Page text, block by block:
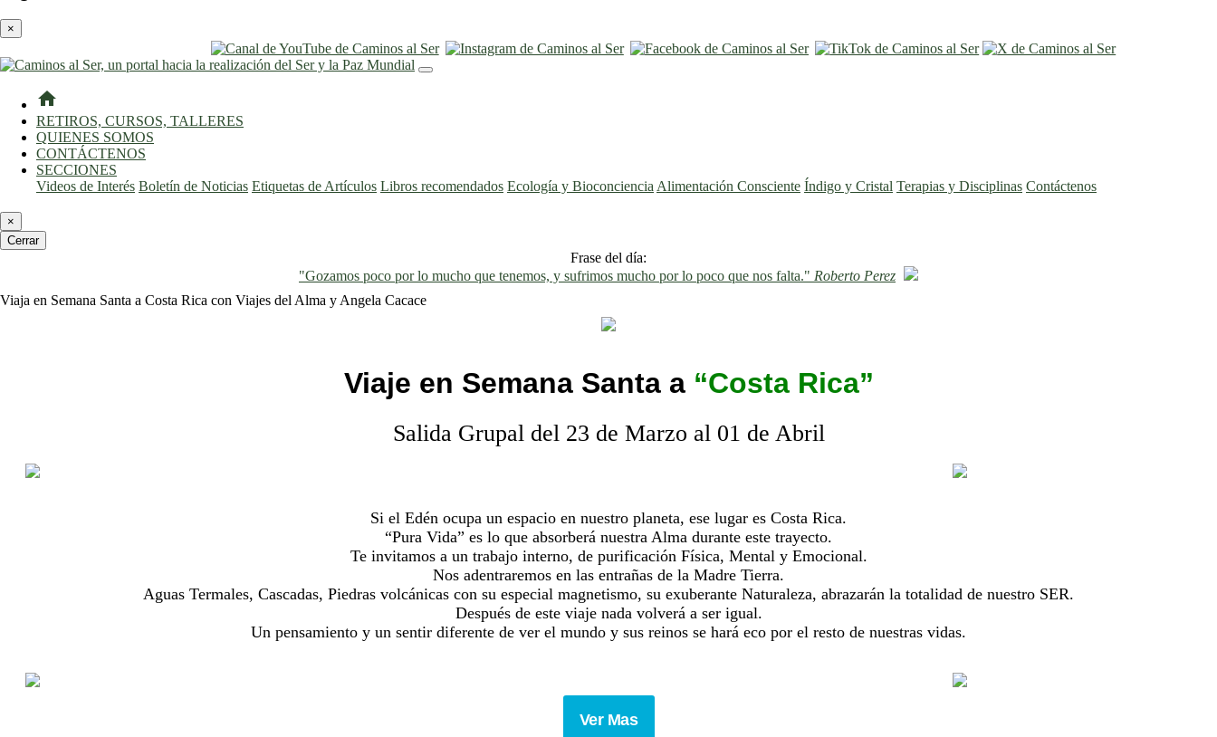
×
home
RETIROS, CURSOS, TALLERES
QUIENES SOMOS
CONTÁCTENOS
SECCIONES
Videos de Interés Boletín de Noticias Etiquetas de Artículos Libros recomendados Ecología y Bioconciencia Alimentación Consciente Índigo y Cristal Terapias y Disciplinas Contáctenos
×
Cerrar
Frase del día:
"Gozamos poco por lo mucho que tenemos, y sufrimos mucho por lo poco que nos falta." Roberto Perez
Viaja en Semana Santa a Costa Rica con Viajes del Alma y Angela Cacace
Viaje en Semana Santa a “Costa Rica”
Salida Grupal del 23 de Marzo al 01 de Abril
Si el Edén ocupa un espacio en nuestro planeta, ese lugar es Costa Rica.
“Pura Vida” es lo que absorberá nuestra Alma durante este trayecto.
Te invitamos a un trabajo interno, de purificación Física, Mental y Emocional.
Nos adentraremos en las entrañas de la Madre Tierra.
Aguas Termales, Cascadas, Piedras volcánicas con su especial magnetismo, su exuberante Naturaleza, abrazarán la totalidad de nuestro SER.
Después de este viaje nada volverá a ser igual.
Un pensamiento y un sentir diferente de ver el mundo y sus reinos se hará eco por el resto de nuestras vidas.
Ver Mas